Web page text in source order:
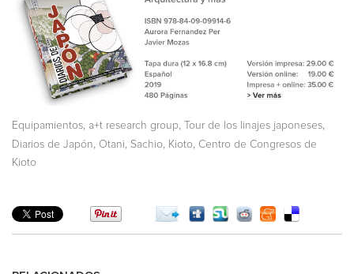
Equipamientos, a+t research group, Tour de los linajes japoneses,
Diarios de Japón, Otani, Sachio, Kioto, Centro de Congresos de
Kioto